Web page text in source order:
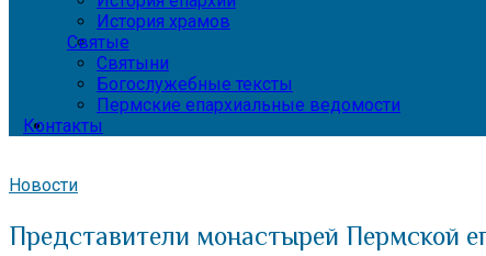
История храмов
Святые
Святыни
Богослужебные тексты
Пермские епархиальные ведомости
Контакты
Новости
Представители монастырей Пермской